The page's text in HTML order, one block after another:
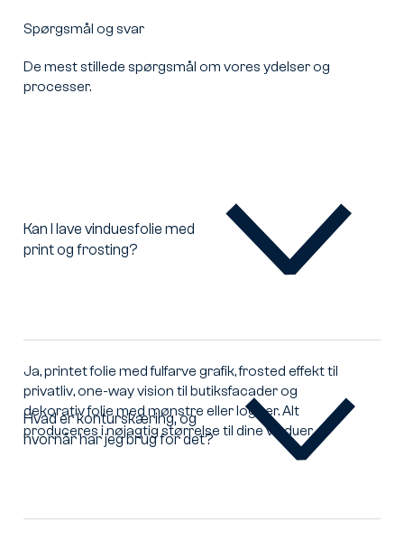
Spørgsmål og svar
De mest stillede spørgsmål om vores ydelser og
processer.
Kan I lave vinduesfolie med
print og frosting?
Kan
og
frosting?
Ja, printet folie med fulfarve grafik, frosted effekt til
privatliv, one-way vision til butiksfacader og
dekorativ folie med mønstre eller logoer. Alt
produceres i nøjagtig størrelse til dine vinduer.
Hvad er konturskæring, og
hvornår har jeg brug for det?
Hvad
hvornår